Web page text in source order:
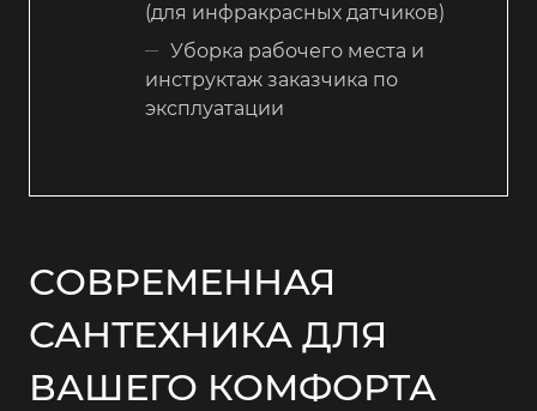
(для инфракрасных датчиков)
Уборка рабочего места и
инструктаж заказчика по
эксплуатации
СОВРЕМЕННАЯ
САНТЕХНИКА ДЛЯ
ВАШЕГО КОМФОРТА